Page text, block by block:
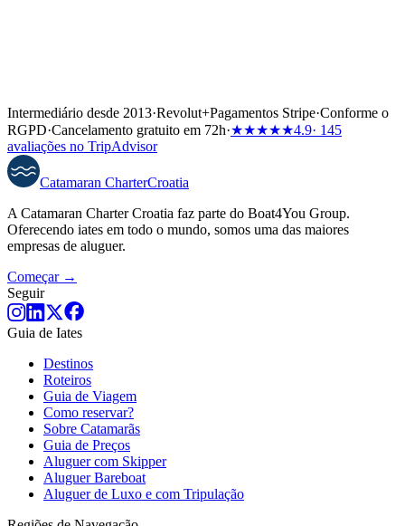
Intermediário desde 2013·Revolut+Pagamentos Stripe·Conforme o
RGPD·Cancelamento gratuito em 72h·★★★★★4.9· 145
avaliações no TripAdvisor
Catamaran CharterCroatia
A Catamaran Charter Croatia faz parte do Boat4You Group.
Oferecendo iates em todo o mundo, somos uma das maiores
empresas de aluguer.
Começar →
Seguir
Guia de Iates
Destinos
Roteiros
Guia de Viagem
Como reservar?
Sobre Catamarãs
Guia de Preços
Aluguer com Skipper
Aluguer Bareboat
Aluguer de Luxo e com Tripulação